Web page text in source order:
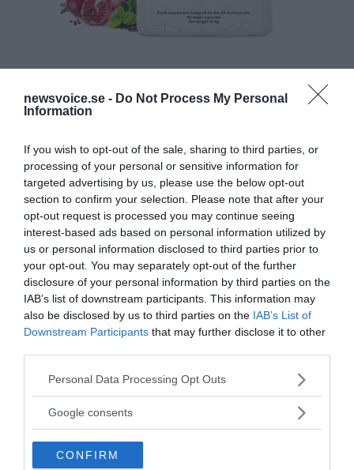
newsvoice.se - Do Not Process My Personal
Information
If you wish to opt-out of the sale, sharing to third parties, or
processing of your personal or sensitive information for
targeted advertising by us, please use the below opt-out
section to confirm your selection. Please note that after your
opt-out request is processed you may continue seeing
interest-based ads based on personal information utilized by
us or personal information disclosed to third parties prior to
your opt-out. You may separately opt-out of the further
disclosure of your personal information by third parties on the
IAB’s list of downstream participants. This information may
also be disclosed by us to third parties on the IAB’s List of
Downstream Participants that may further disclose it to other
Please note that this website/app uses one or more Google
not limited to your visit or usage behaviour. You may click to
use your data for below specified purposes in below Google
consent section.
Personal Data Processing Opt Outs
Google consents
CONFIRM
MEDIA PARTNERS